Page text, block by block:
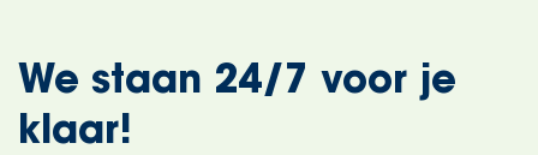
We staan 24/7 voor je
klaar!